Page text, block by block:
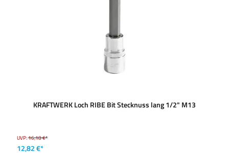
KRAFTWERK Loch RIBE Bit Stecknuss lang 1/2" M13
UVP:16,18 €*
12,82 €*